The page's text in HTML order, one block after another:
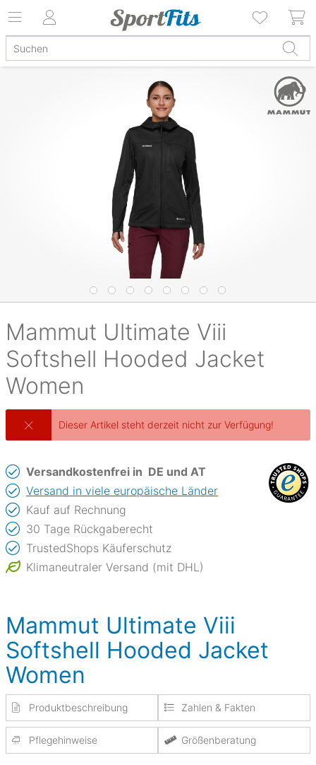
Mammut Ultimate Viii
Softshell Hooded Jacket
Women
Dieser Artikel steht derzeit nicht zur Verfügung!
Versandkostenfrei in DE und AT
Versand in viele europäische Länder
Kauf auf Rechnung
30 Tage Rückgaberecht
TrustedShops Käuferschutz
Klimaneutraler Versand (mit DHL)
Mammut Ultimate Viii
Softshell Hooded Jacket
Women
Produktbeschreibung Zahlen & Fakten
Pflegehinweise Größenberatung